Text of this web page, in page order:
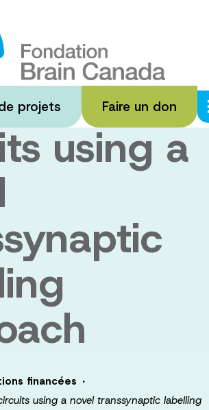
projets Faire un don
using a
financées ·
using a novel transsynaptic labelling